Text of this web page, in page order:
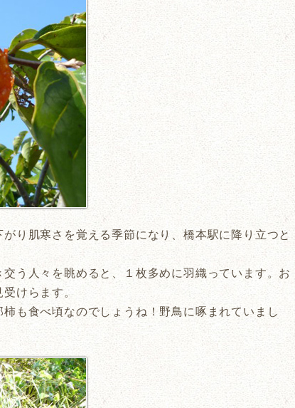
り肌寒さを覚える季節になり、橋本駅に降り立つと
う人々を眺めると、１枚多めに羽織っています。お
けらます。
も食べ頃なのでしょうね！野鳥に啄まれていまし